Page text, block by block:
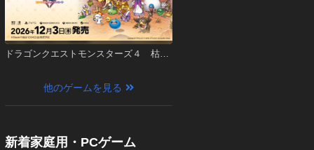
ドラゴンクエストモンスターズ４ 枯れ
他のゲームを見る
新着家庭用・PCゲーム